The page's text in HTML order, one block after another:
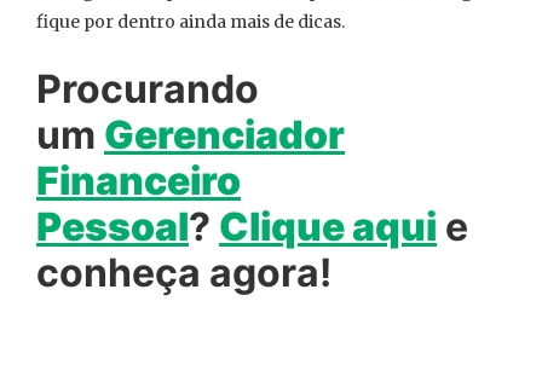
fique por dentro ainda mais de dicas.
Procurando
um Gerenciador
Financeiro
Pessoal? Clique aqui e
conheça agora!